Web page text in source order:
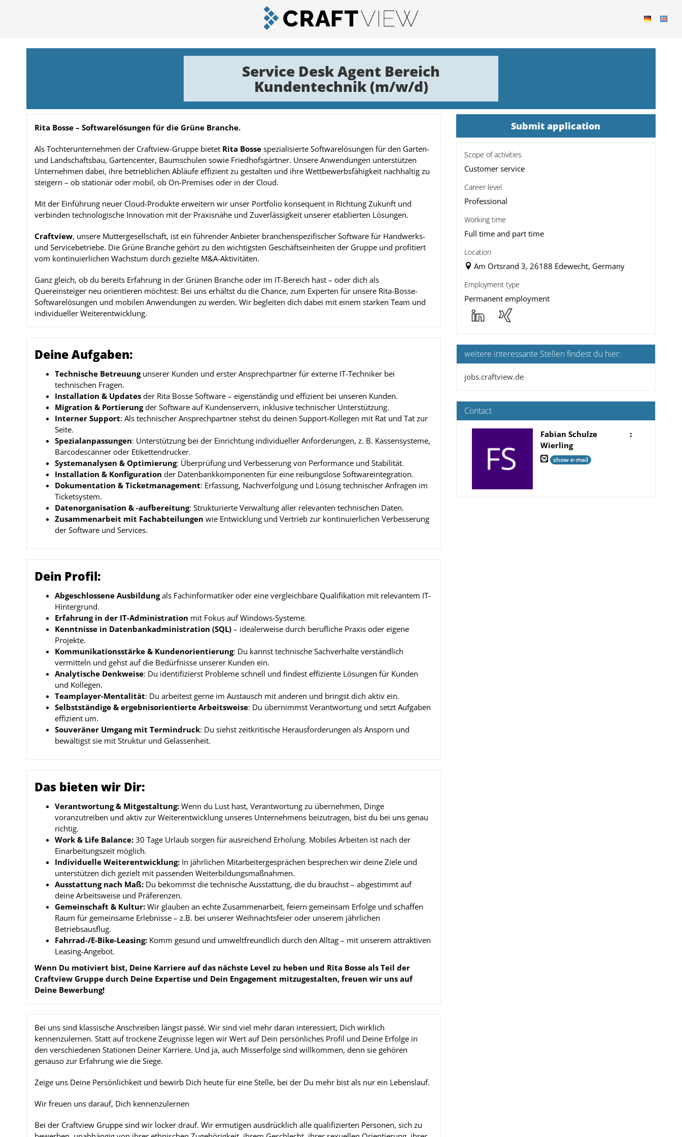
Service Desk Agent Bereich
Kundentechnik (m/w/d)
Rita Bosse – Softwarelösungen für die Grüne Branche.
Als Tochterunternehmen der Craftview-Gruppe bietet Rita Bossespezialisierte Softwarelösungen für den Garten-
und Landschaftsbau, Gartencenter, Baumschulen sowie Friedhofsgärtner. Unsere Anwendungen unterstützen
Unternehmen dabei, ihre betrieblichen Abläufe effizient zu gestalten und ihre Wettbewerbsfähigkeit nachhaltig zu
steigern – ob stationär oder mobil, ob On-Premises oder in der Cloud.
Mit der Einführung neuer Cloud-Produkte erweitern wir unser Portfolio konsequent in Richtung Zukunft und
verbinden technologische Innovation mit der Praxisnähe und Zuverlässigkeit unserer etablierten Lösungen.
Craftview, unsere Muttergesellschaft, ist ein führender Anbieter branchenspezifischer Software für Handwerks-
und Servicebetriebe. Die Grüne Branche gehört zu den wichtigsten Geschäftseinheiten der Gruppe und profitiert
vom kontinuierlichen Wachstum durch gezielte M&A-Aktivitäten.
Ganz gleich, ob du bereits Erfahrung in der Grünen Branche oder im IT-Bereich hast – oder dich als
Quereinsteiger neu orientieren möchtest: Bei uns erhältst du die Chance, zum Experten für unsere Rita-Bosse-
Softwarelösungen und mobilen Anwendungen zu werden. Wir begleiten dich dabei mit einem starken Team und
individueller Weiterentwicklung.
Deine Aufgaben:
Technische Betreuungunserer Kunden und erster Ansprechpartner für externe IT-Techniker bei
technischen Fragen.
Installation & Updatesder Rita Bosse Software – eigenständig und effizient bei unseren Kunden.
Migration & Portierungder Software auf Kundenservern, inklusive technischer Unterstützung.
Interner Support: Als technischer Ansprechpartner stehst du deinen Support-Kollegen mit Rat und Tat zur
Seite.
Spezialanpassungen: Unterstützung bei der Einrichtung individueller Anforderungen, z. B. Kassensysteme,
Barcodescanner oder Etikettendrucker.
Systemanalysen & Optimierung: Überprüfung und Verbesserung von Performance und Stabilität.
Installation & Konfiguration der Datenbankkomponenten für eine reibungslose Softwareintegration.
Dokumentation & Ticketmanagement: Erfassung, Nachverfolgung und Lösung technischer Anfragen im
Ticketsystem.
Datenorganisation & -aufbereitung: Strukturierte Verwaltung aller relevanten technischen Daten.
Zusammenarbeit mit Fachabteilungen wie Entwicklung und Vertrieb zur kontinuierlichen Verbesserung
der Software und Services.
Dein Profil:
Abgeschlossene Ausbildungals Fachinformatiker oder eine vergleichbare Qualifikation mit relevantem IT-
Hintergrund.
Erfahrung in der IT-Administration mit Fokus auf Windows-Systeme.
Kenntnisse in Datenbankadministration (SQL)– idealerweise durch berufliche Praxis oder eigene
Projekte.
Kommunikationsstärke & Kundenorientierung: Du kannst technische Sachverhalte verständlich
vermitteln und gehst auf die Bedürfnisse unserer Kunden ein.
Analytische Denkweise: Du identifizierst Probleme schnell und findest effiziente Lösungen für Kunden
und Kollegen.
Teamplayer-Mentalität: Du arbeitest gerne im Austausch mit anderen und bringst dich aktiv ein.
Selbstständige & ergebnisorientierte Arbeitsweise: Du übernimmst Verantwortung und setzt Aufgaben
effizient um.
Souveräner Umgang mit Termindruck: Du siehst zeitkritische Herausforderungen als Ansporn und
bewältigst sie mit Struktur und Gelassenheit.
Das bieten wir Dir:
Verantwortung & Mitgestaltung:Wenn du Lust hast, Verantwortung zu übernehmen, Dinge
voranzutreiben und aktiv zur Weiterentwicklung unseres Unternehmens beizutragen, bist du bei uns genau
richtig.
Work & Life Balance:30 Tage Urlaub sorgen für ausreichend Erholung. Mobiles Arbeiten ist nach der
Einarbeitungszeit möglich.
Individuelle Weiterentwicklung: In jährlichen Mitarbeitergesprächen besprechen wir deine Ziele und
unterstützen dich gezielt mit passenden Weiterbildungsmaßnahmen.
Ausstattung nach Maß: Du bekommst die technische Ausstattung, die du brauchst – abgestimmt auf
deine Arbeitsweise und Präferenzen.
Gemeinschaft & Kultur:Wir glauben an echte Zusammenarbeit, feiern gemeinsam Erfolge und schaffen
Raum für gemeinsame Erlebnisse – z.B. bei unserer Weihnachtsfeier oder unserem jährlichen
Betriebsausflug.
Fahrrad-/E-Bike-Leasing: Komm gesund und umweltfreundlich durch den Alltag – mit unserem attraktiven
Leasing-Angebot.
Wenn Du motiviert bist, Deine Karriere auf das nächste Level zu heben und Rita Bosse als Teil der
Craftview Gruppe durch Deine Expertise und Dein Engagement mitzugestalten, freuen wir uns auf
Deine Bewerbung!
Bei uns sind klassische Anschreiben längst passé. Wir sind viel mehr daran interessiert, Dich wirklich
kennenzulernen. Statt auf trockene Zeugnisse legen wir Wert auf Dein persönliches Profil und Deine Erfolge in
den verschiedenen Stationen Deiner Karriere. Und ja, auch Misserfolge sind willkommen, denn sie gehören
genauso zur Erfahrung wie die Siege.
Zeige uns Deine Persönlichkeit und bewirb Dich heute für eine Stelle, bei der Du mehr bist als nur ein Lebenslauf.
Wir freuen uns darauf, Dich kennenzulernen
Bei der Craftview Gruppe sind wir locker drauf. Wir ermutigen ausdrücklich alle qualifizierten Personen, sich zu
Submit application
Scope of activities
Customer service
Career level
Professional
Working time
Full time and part time
Location
Am Ortsrand 3, 26188 Edewecht, Germany
Employment type
Permanent employment
weitere interessante Stellen findest du hier:
jobs.craftview.de
Contact
Fabian Schulze
Wierling
:
show e-mail